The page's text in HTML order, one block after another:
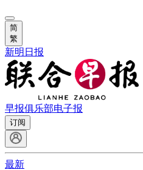
简
繁
新明日报
早报俱乐部电子报
订阅
最新